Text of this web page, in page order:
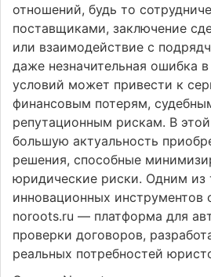
отношений, будь то
поставщиками, заключение
или взаимодействие с
даже незначительная ошибка
условий может привести к
финансовым потерям,
репутационным рискам. В
большую актуальность
решения, способные
юридические риски. Одним из
инновационных инструментов
noroots.ru — платформа для
проверки договоров,
реальных потребностей